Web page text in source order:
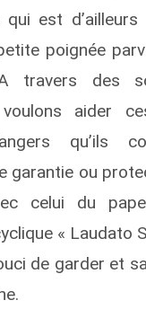
qui est
poignée
travers des
voulons aider
qu’ils
garantie ou
celui du
« Laudato
de garder et